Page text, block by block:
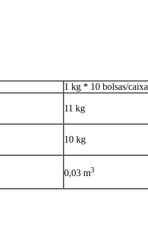
1 kg * 10 bolsas/caixa
11 kg
10 kg
0,03 m3